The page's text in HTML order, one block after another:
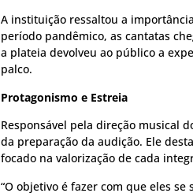
A instituição ressaltou a
período pandêmico, as cantatas
a plateia devolveu ao público a
palco.
Protagonismo e Estreia
Responsável pela direção musical
da preparação da audição. Ele
focado na valorização de cada
“O objetivo é fazer com que eles